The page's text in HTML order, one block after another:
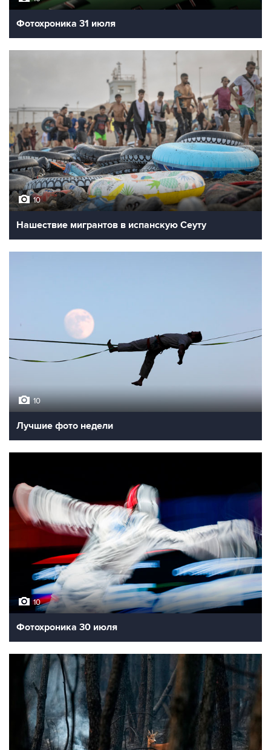
Фотохроника 31 июля
10
Нашествие мигрантов в испанскую Сеуту
10
Лучшие фото недели
10
Фотохроника 30 июля